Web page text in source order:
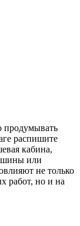
продумывать
распишите
кабина,
или
не только
работ, но и на